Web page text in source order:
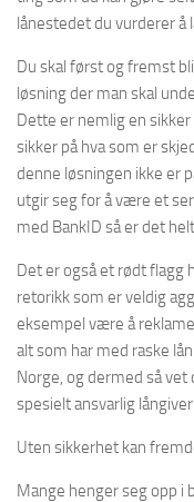
lånestedet du vurderer å
Du skal først og fremst
løsning der man skal
Dette er nemlig en
sikker på hva som er
denne løsningen ikke er
utgir seg for å være et
med BankID så er det
Det er også et rødt flagg
retorikk som er veldig
eksempel være å
alt som har med raske
Norge, og dermed så vet
spesielt ansvarlig långiver.
Uten sikkerhet kan
Mange henger seg opp i